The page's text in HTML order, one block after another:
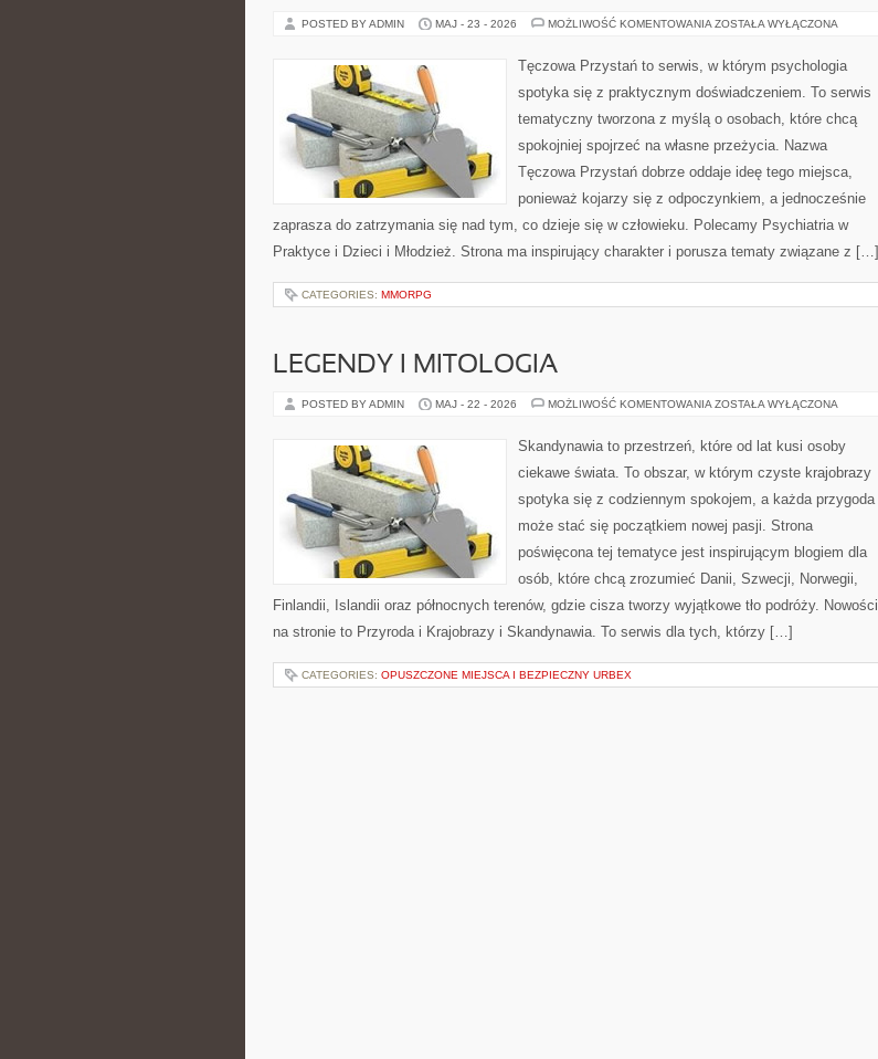
POSTED BY ADMIN MAJ - 23 - 2026 MOŻLIWOŚĆ KOMENTOWANIA PSYCHOLOGIA
ZOSTAŁA WYŁĄCZONA
Tęczowa Przystań to serwis, w którym psychologia
spotyka się z praktycznym doświadczeniem. To serwis
tematyczny tworzona z myślą o osobach, które chcą
spokojniej spojrzeć na własne przeżycia. Nazwa
Tęczowa Przystań dobrze oddaje ideę tego miejsca,
ponieważ kojarzy się z odpoczynkiem, a jednocześnie
zaprasza do zatrzymania się nad tym, co dzieje się w człowieku. Polecamy Psychiatria w
Praktyce i Dzieci i Młodzież. Strona ma inspirujący charakter i porusza tematy związane z […]
CATEGORIES: MMORPG
LEGENDY I MITOLOGIA
POSTED BY ADMIN MAJ - 22 - 2026 MOŻLIWOŚĆ KOMENTOWANIA LEGENDY
ZOSTAŁA WYŁĄCZONA
Skandynawia to przestrzeń, które od lat kusi osoby
ciekawe świata. To obszar, w którym czyste krajobrazy
spotyka się z codziennym spokojem, a każda przygoda
może stać się początkiem nowej pasji. Strona
poświęcona tej tematyce jest inspirującym blogiem dla
osób, które chcą zrozumieć Danii, Szwecji, Norwegii,
Finlandii, Islandii oraz północnych terenów, gdzie cisza tworzy wyjątkowe tło podróży. Nowości
na stronie to Przyroda i Krajobrazy i Skandynawia. To serwis dla tych, którzy […]
CATEGORIES: OPUSZCZONE MIEJSCA I BEZPIECZNY URBEX